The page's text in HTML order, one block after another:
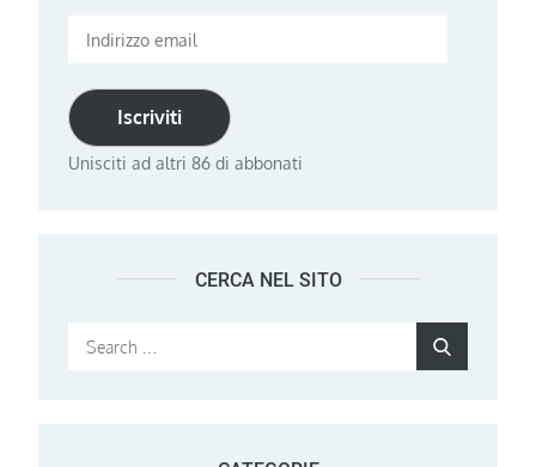
Indirizzo
Iscriviti
Unisciti ad altri 86 di abbonati
CERCA NEL SITO
Search